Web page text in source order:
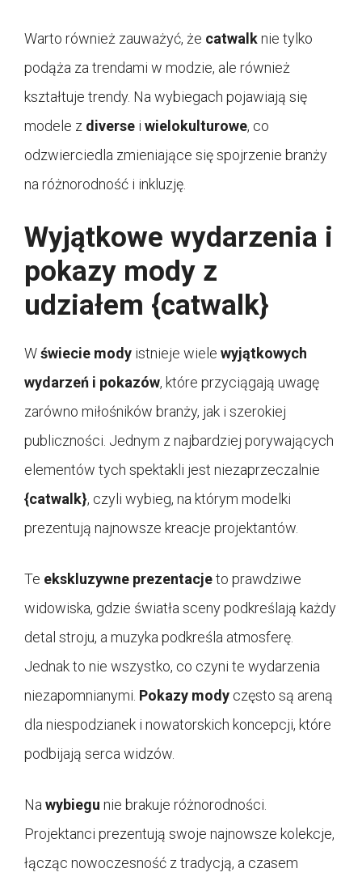
Warto również zauważyć, że catwalknie tylko
podąża za trendami w modzie, ale również
kształtuje trendy. Na wybiegach pojawiają się
modele z diverse i wielokulturowe, co
odzwierciedla zmieniające się spojrzenie branży
na różnorodność i inkluzję.
Wyjątkowe wydarzenia i
pokazy mody z
udziałem {catwalk}
Wświecie mody istnieje wiele wyjątkowych
wydarzeń i pokazów, które przyciągają uwagę
zarówno miłośników branży, jak i szerokiej
publiczności. Jednym z najbardziej porywających
elementów tych spektakli jest niezaprzeczalnie
{catwalk}, czyli wybieg, na którym modelki
prezentują najnowsze kreacje projektantów.
Te ekskluzywne prezentacjeto prawdziwe
widowiska, gdzie światła sceny podkreślają każdy
detal stroju, a muzyka podkreśla atmosferę.
Jednak to nie wszystko, co czyni te wydarzenia
niezapomnianymi. Pokazy mody często są areną
dla niespodzianek i nowatorskich koncepcji, które
podbijają serca widzów.
Nawybiegu nie brakuje różnorodności.
Projektanci prezentują swoje najnowsze kolekcje,
łącząc nowoczesność z tradycją, a czasem